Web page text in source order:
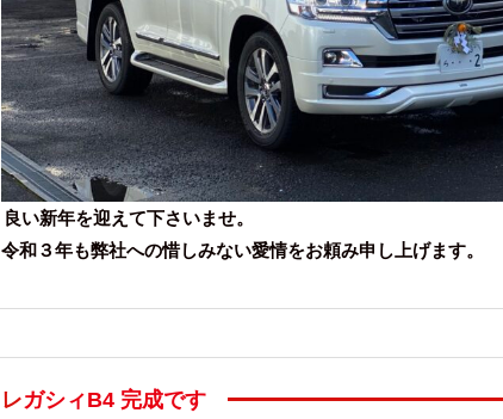
良い新年を迎えて下さいませ。
令和３年も弊社への惜しみない愛情をお頼み申し上げます。
レガシィB4 完成です